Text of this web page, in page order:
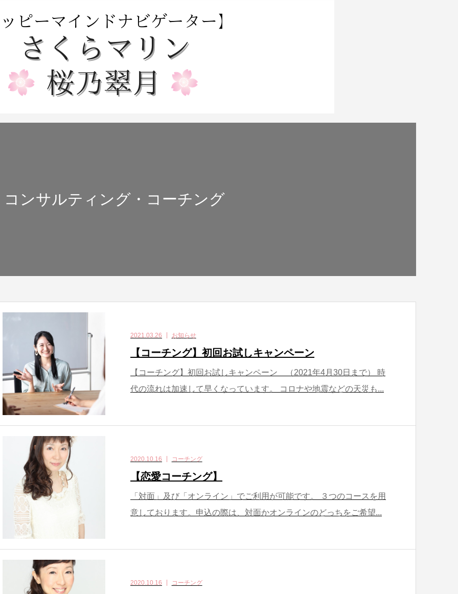
コンサルティング・コーチング
2021.03.26 お知らせ
【コーチング】初回お試しキャンペーン
【コーチング】初回お試しキャンペーン （2021年4月30日まで） 時
代の流れは加速して早くなっています。 コロナや地震などの天災も...
2020.10.16 コーチング
【恋愛コーチング】
「対面」及び「オンライン」でご利用が可能です。 ３つのコースを用
意しております。申込の際は、対面かオンラインのどっちをご希望...
2020.10.16 コーチング